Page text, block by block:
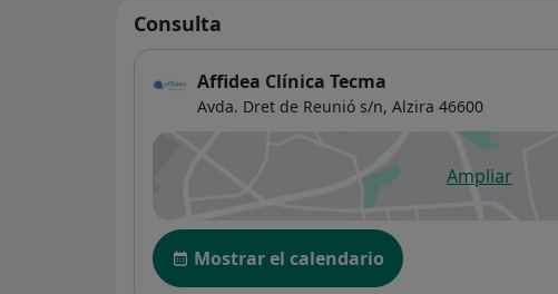
Consulta
Affidea Clínica Tecma
Avda. Dret de Reunió s/n, Alzira 46600
Ampliar
se abre
Disponibilidad
Mostrar el calendario